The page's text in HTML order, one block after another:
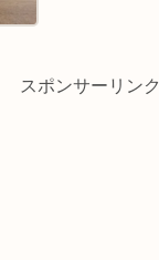
スポンサーリンク